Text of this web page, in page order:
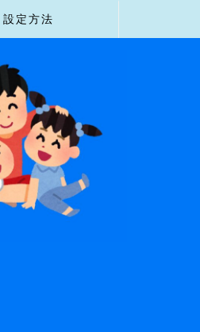
設定方法